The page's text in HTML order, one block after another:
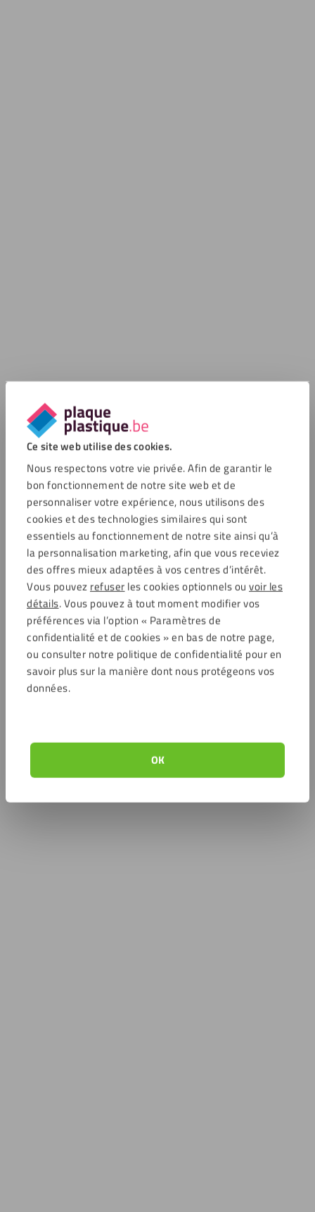
Ce site web utilise des cookies.
Nous respectons votre vie privée. Afin de garantir le
bon fonctionnement de notre site web et de
personnaliser votre expérience, nous utilisons des
cookies et des technologies similaires qui sont
essentiels au fonctionnement de notre site ainsi qu’à
la personnalisation marketing, afin que vous receviez
des offres mieux adaptées à vos centres d’intérêt.
Vous pouvezrefuserles cookies optionnels ou voir les
détails. Vous pouvez à tout moment modifier vos
préférences via l’option « Paramètres de
confidentialité et de cookies » en bas de notre page,
ou consulter notre politique de confidentialité pour en
savoir plus sur la manière dont nous protégeons vos
données.
OK